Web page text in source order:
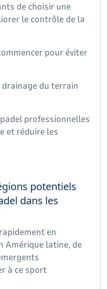
de choisir une
le contrôle de la
pour éviter
drainage du terrain
professionnelles
et réduire les
potentiels
dans les
en
Amérique latine, de
à ce sport